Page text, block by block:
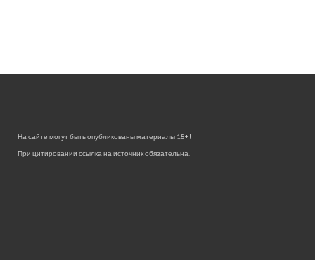
На сайте могут быть опубликованы материалы 18+!
При цитировании ссылка на источник обязательна.